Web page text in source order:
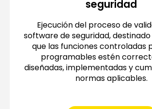
seguridad
Ejecución del proceso de
software de seguridad,
que las funciones controladas
programables estén
diseñadas, implementadas y
normas aplicables.